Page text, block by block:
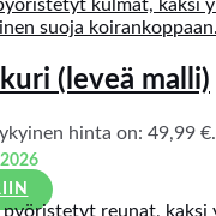
(leveä malli)
hinta on: 49,99 €.